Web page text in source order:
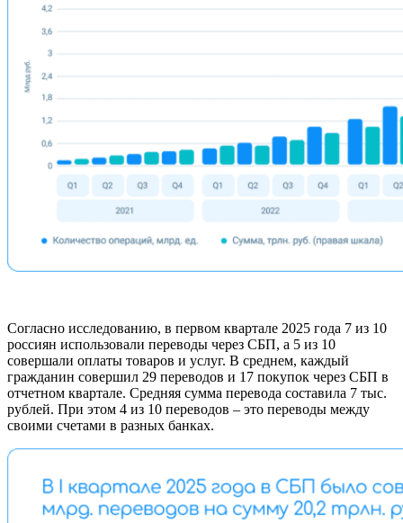
Согласно исследованию, в первом квартале 2025 года 7 из 10
россиян использовали переводы через СБП, а 5 из 10
совершали оплаты товаров и услуг. В среднем, каждый
гражданин совершил 29 переводов и 17 покупок через СБП в
отчетном квартале. Средняя сумма перевода составила 7 тыс.
рублей. При этом 4 из 10 переводов – это переводы между
своими счетами в разных банках.